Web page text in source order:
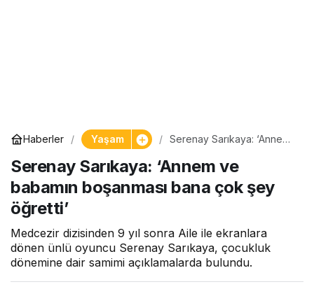
Haberler Yaşam
Serenay Sarıkaya: ‘Annem
bana çok şey öğretti’
Serenay Sarıkaya: ‘Annem ve
babamın boşanması bana çok şey
öğretti’
Medcezir dizisinden 9 yıl sonra Aile ile ekranlara
dönen ünlü oyuncu Serenay Sarıkaya, çocukluk
dönemine dair samimi açıklamalarda bulundu.